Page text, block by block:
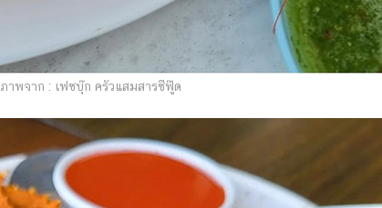
ภาพจาก : เฟซบุ๊ก ครัวแสมสารซีฟู๊ด